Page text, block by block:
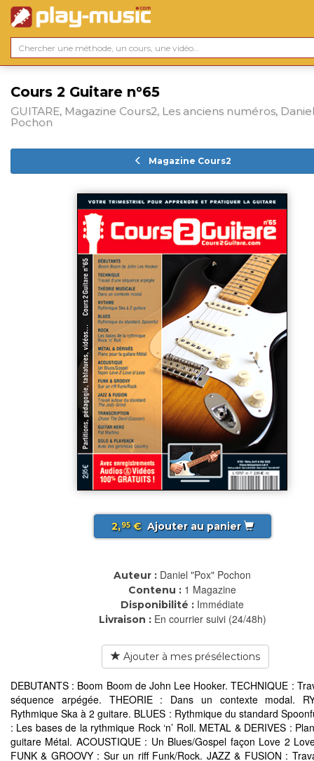
Cours 2 Guitare n°65
GUITARE, Magazine Cours2, Les anciens numéros,
Pochon
Magazine Cours2
2,95€ Ajouter au panier
Auteur : Daniel "Pox" Pochon
Contenu : 1 Magazine
Disponibilité : Immédiate
Livraison : En courrier suivi (24/48h)
Ajouter à mes présélections
DEBUTANTS : Boom Boom de John Lee Hooker. TECHNIQUE :
séquence arpégée. THEORIE : Dans un contexte modal.
Rythmique Ska à 2 guitare. BLUES : Rythmique du standard
: Les bases de la rythmique Rock ‘n’ Roll. METAL & DERIVES :
guitare Métal. ACOUSTIQUE : Un Blues/Gospel façon Love 2
FUNK & GROOVY : Sur un riff Funk/Rock. JAZZ & FUSION :